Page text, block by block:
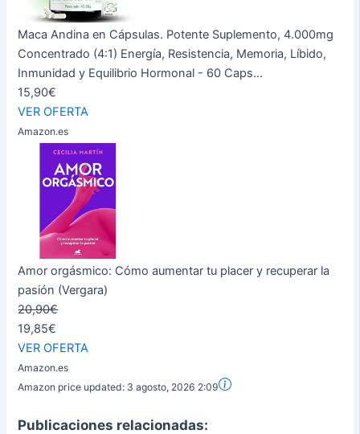
Maca Andina en Cápsulas. Potente Suplemento, 4.000mg
Concentrado (4:1) Energía, Resistencia, Memoria, Líbido,
Inmunidad y Equilibrio Hormonal - 60 Caps...
15,90€
VER OFERTA
Amazon.es
Amor orgásmico: Cómo aumentar tu placer y recuperar la
pasión (Vergara)
20,90€
19,85€
VER OFERTA
Amazon.es
Amazon price updated: 3 agosto, 2026 2:09
Publicaciones relacionadas: